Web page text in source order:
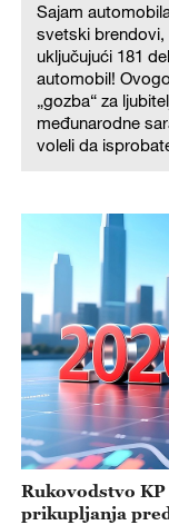
Sajam
svetski brendovi,
uključujući 181
automobil!
„gozba“ za
međunarodne
voleli da
Rukovodstvo
prikupljanja